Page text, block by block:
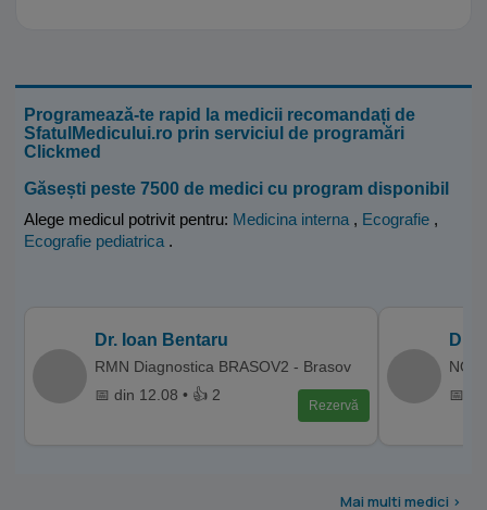
Programează-te rapid la medicii recomandați de
SfatulMedicului.ro prin serviciul de programări
Clickmed
Găsești peste 7500 de medici cu program disponibil
Alege medicul potrivit pentru: Medicina interna , Ecografie ,
Ecografie pediatrica .
Dr. Ioan Bentaru
RMN Diagnostica BRASOV2 - Brasov
📅 din 12.08 • 👍 2
Rezervă
Dr.
📅
Mai multi medici >